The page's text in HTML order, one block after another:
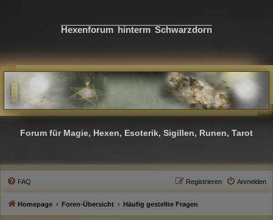
Hexenforum hinterm Schwarzdorn
Forum für Magie, Hexen, Esoterik, Sigillen, Runen, Tarot
FAQ Anmelden
Registrieren
Homepage Foren-Übersicht Häufig gestellte Fragen